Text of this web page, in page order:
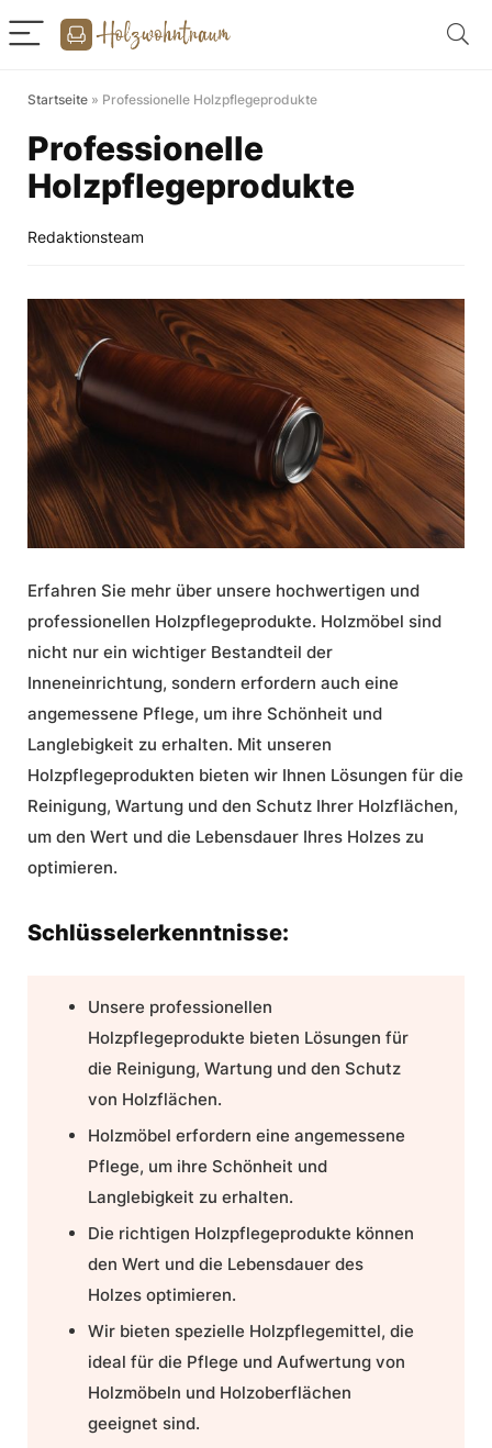
Startseite » Professionelle Holzpflegeprodukte
Professionelle
Holzpflegeprodukte
Redaktionsteam
Erfahren Sie mehr über unsere hochwertigen und
professionellen Holzpflegeprodukte. Holzmöbel sind
nicht nur ein wichtiger Bestandteil der
Inneneinrichtung, sondern erfordern auch eine
angemessene Pflege, um ihre Schönheit und
Langlebigkeit zu erhalten. Mit unseren
Holzpflegeprodukten bieten wir Ihnen Lösungen für die
Reinigung, Wartung und den Schutz Ihrer Holzflächen,
um den Wert und die Lebensdauer Ihres Holzes zu
optimieren.
Schlüsselerkenntnisse:
Unsere professionellen
Holzpflegeprodukte bieten Lösungen für
die Reinigung, Wartung und den Schutz
von Holzflächen.
Holzmöbel erfordern eine angemessene
Pflege, um ihre Schönheit und
Langlebigkeit zu erhalten.
Die richtigen Holzpflegeprodukte können
den Wert und die Lebensdauer des
Holzes optimieren.
Wir bieten spezielle Holzpflegemittel, die
ideal für die Pflege und Aufwertung von
Holzmöbeln und Holzoberflächen
geeignet sind.